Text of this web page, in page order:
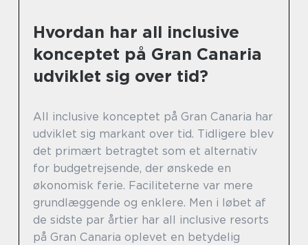
Hvordan har all inclusive
konceptet på Gran Canaria
udviklet sig over tid?
All inclusive konceptet på Gran Canaria har
udviklet sig markant over tid. Tidligere blev
det primært betragtet som et alternativ
for budgetrejsende, der ønskede en
økonomisk ferie. Faciliteterne var mere
grundlæggende og enklere. Men i løbet af
de sidste par årtier har all inclusive resorts
på Gran Canaria oplevet en betydelig